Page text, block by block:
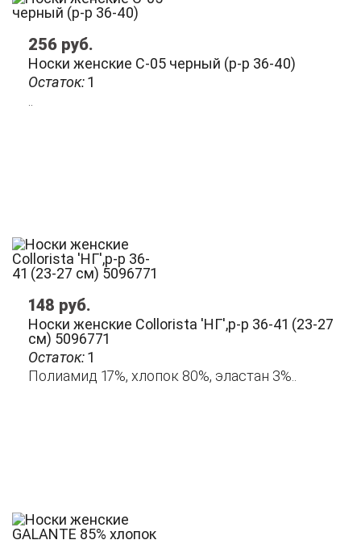
Остаток:1
Носки женские C-05 черный (р-р 36-40)
256 руб.
Остаток:1
Носки женские Collorista 'НГ',р-р 36-41 (23-27
см) 5096771
Полиамид 17%, хлопок 80%, эластан 3%..
148 руб.